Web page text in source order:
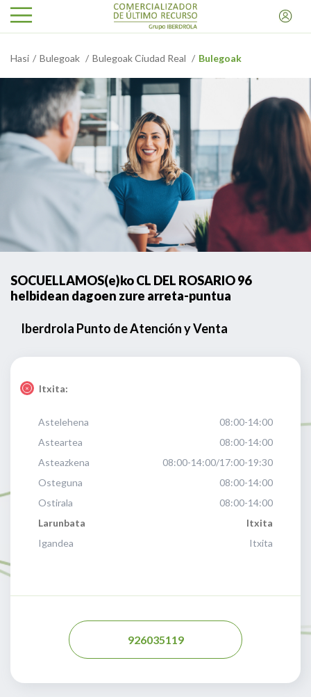
Hasi Bulegoak Bulegoak Ciudad Real Bulegoak
SOCUELLAMOS(e)ko CL DEL ROSARIO 96
helbidean dagoen zure arreta-puntua
Iberdrola Punto de Atención y Venta
Itxita:
Astelehena
08:00-14:00
Asteartea
08:00-14:00
Asteazkena
08:00-14:00/17:00-19:30
Osteguna
08:00-14:00
Ostirala
08:00-14:00
Larunbata
Itxita
Igandea
Itxita
926035119